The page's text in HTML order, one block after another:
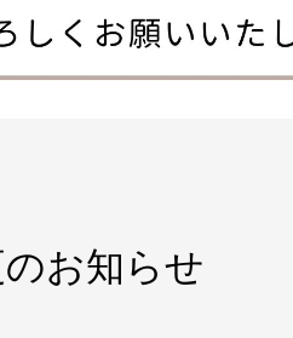
お知らせ